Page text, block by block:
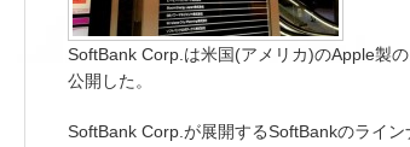
SoftBank Corp.は米国(アメリカ)のApple製
公開した。
SoftBank Corp.が展開するSoftBankのライ